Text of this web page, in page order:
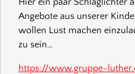
Angebote aus unserer
wollen Lust machen
zu sein…
https://www.gruppe-